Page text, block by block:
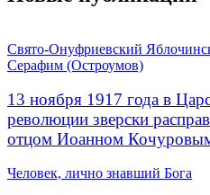
Свято-Онуфриевский
Серафим (Остроумов)
13 ноября 1917 года в
революции зверски
отцом Иоанном
Человек, лично знавший Бога